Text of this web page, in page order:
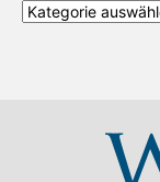
Alle